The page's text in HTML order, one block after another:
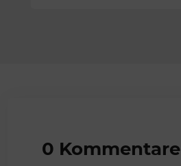
0 Kommentare